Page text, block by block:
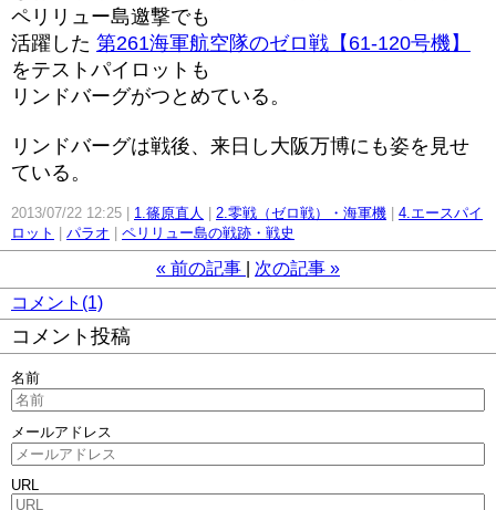
ペリリュー島邀撃でも
活躍した 第261海軍航空隊のゼロ戦【61-120号機】
をテストパイロットも
リンドバーグがつとめている。
リンドバーグは戦後、来日し大阪万博にも姿を見せ
ている。
2013/07/22 12:25 1.篠原直人 2.零戦（ゼロ戦）・海軍機
4.エースパイ
ロット
パラオ ペリリュー島の戦跡・戦史
« 前の記事 次の記事 »
コメント(1)
コメント投稿
名前
メールアドレス
URL